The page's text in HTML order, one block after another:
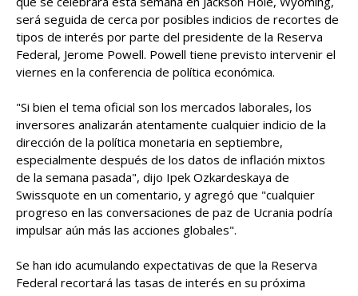
será seguida de cerca por posibles indicios de recortes de
tipos de interés por parte del presidente de la Reserva
Federal, Jerome Powell. Powell tiene previsto intervenir el
viernes en la conferencia de política económica.
"Si bien el tema oficial son los mercados laborales, los
inversores analizarán atentamente cualquier indicio de la
dirección de la política monetaria en septiembre,
especialmente después de los datos de inflación mixtos
de la semana pasada", dijo Ipek Ozkardeskaya de
Swissquote en un comentario, y agregó que "cualquier
progreso en las conversaciones de paz de Ucrania podría
impulsar aún más las acciones globales".
Se han ido acumulando expectativas de que la Reserva
Federal recortará las tasas de interés en su próxima